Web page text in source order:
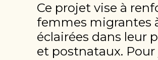
Ce projet vise à
femmes migrantes
éclairées dans leur
et postnataux.